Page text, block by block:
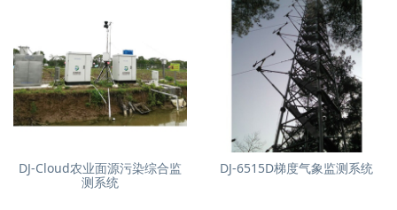
DJ-Cloud农业面源污染综合监
测系统
DJ-6515D梯度气象监测系统